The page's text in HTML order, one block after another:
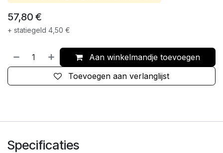
57,80 €
+ statiegeld 4,50 €
Aan winkelmandje toevoegen
Toevoegen aan verlanglijst
Specificaties